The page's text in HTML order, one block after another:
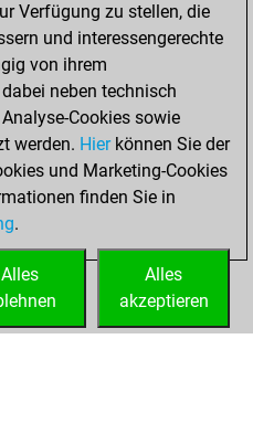
+12
games
account
Studies
account
Verfügung zu stellen, die
und interessengerechte
von ihrem
neben technisch
Cookies sowie
werden. Hierkönnen Sie der
und Marketing-Cookies
finden Sie in
.
Alles
akzeptieren
Alles